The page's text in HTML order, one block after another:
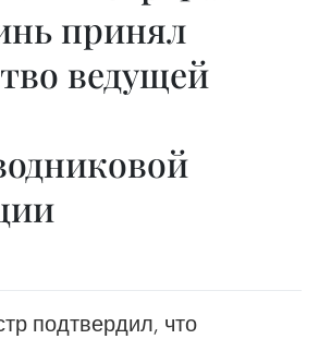
принял
ведущей
подтвердил, что